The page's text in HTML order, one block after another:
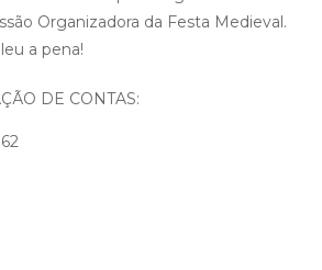
Organizadora da Festa Medieval.
a pena!
DE CONTAS: